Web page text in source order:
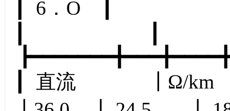
┃ 6．O ┃
┃ 直流 ┃Ω/